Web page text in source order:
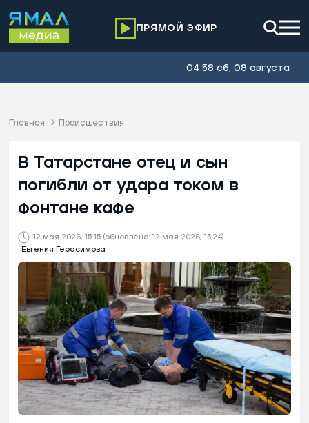
ПРЯМОЙ ЭФИР
04:58 сб, 08 августа
Главная Происшествия
12 мая 2026, 15:15 (обновлено: 12 мая 2026, 15:24)
Евгения Герасимова
В Татарстане отец и сын
погибли от удара током в
фонтане кафе